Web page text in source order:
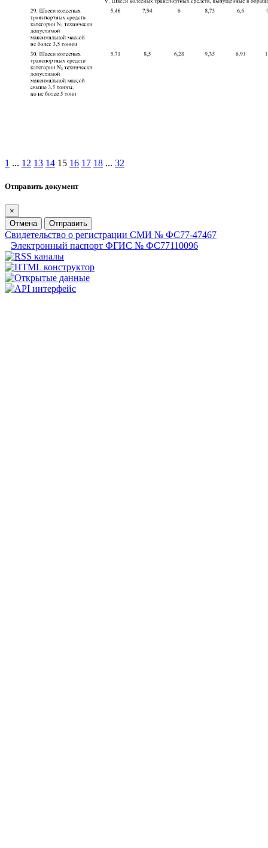
1 ... 12 13 14 15 16 17 18 ... 32
Отправить документ
×
Отмена
Отправить
Свидетельство о регистрации СМИ № ФС77-47467
Электронный паспорт ФГИС № ФС77110096